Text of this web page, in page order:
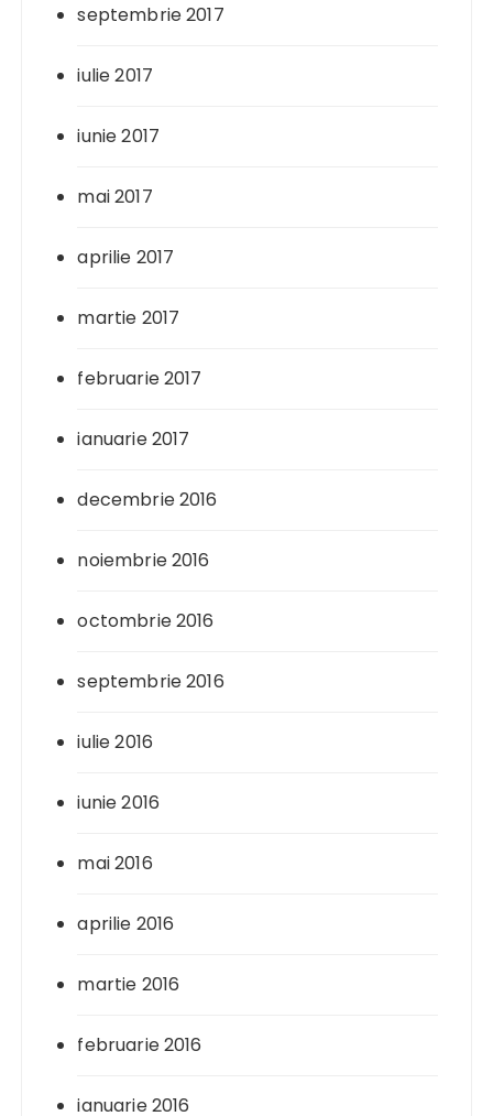
septembrie 2017
iulie 2017
iunie 2017
mai 2017
aprilie 2017
martie 2017
februarie 2017
ianuarie 2017
decembrie 2016
noiembrie 2016
octombrie 2016
septembrie 2016
iulie 2016
iunie 2016
mai 2016
aprilie 2016
martie 2016
februarie 2016
ianuarie 2016